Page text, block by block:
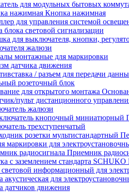
Кнопка нажимная
для управления системой
световой сигнализации
жалюзи
монтажные для маркировки
датчика движения
розеточный блок
пульт дистанционного
жалюзи
трехступенчатый
маркировки для
Приемник
информационный для
акустическая для
датчиков движения